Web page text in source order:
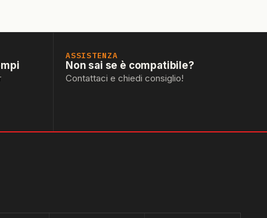
ASSISTENZA
Non sai se è compatibile?
Contattaci e chiedi consiglio!